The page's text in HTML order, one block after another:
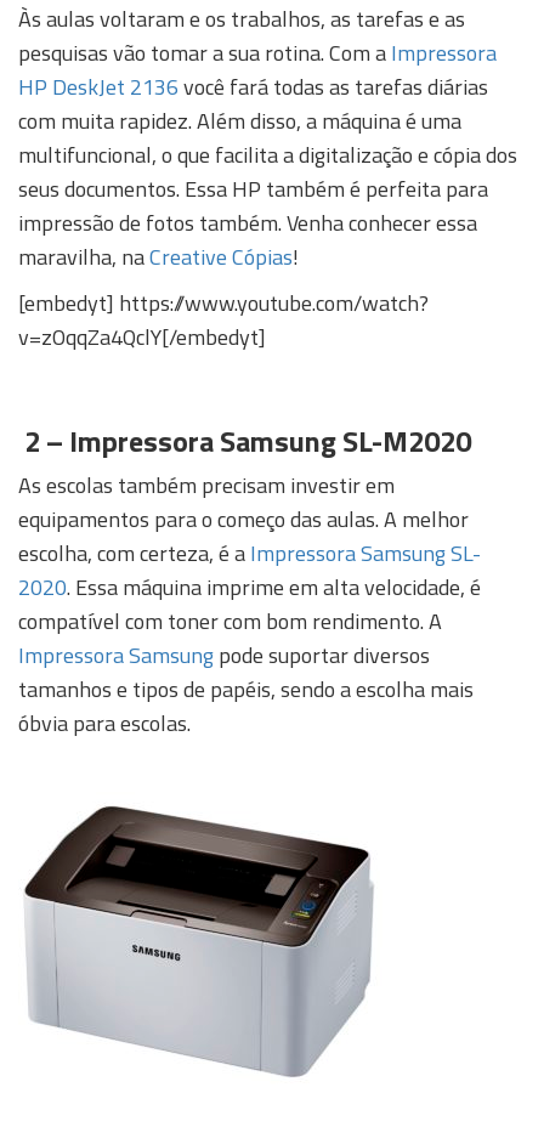
Às aulas voltaram e os trabalhos, as tarefas e as
pesquisas vão tomar a sua rotina. Com aImpressora
HP DeskJet 2136você fará todas as tarefas diárias
com muita rapidez. Além disso, a máquina é uma
multifuncional, o que facilita a digitalização e cópia dos
seus documentos. Essa HP também é perfeita para
impressão de fotos também. Venha conhecer essa
maravilha, naCreative Cópias!
[embedyt] https://www.youtube.com/watch?
v=zOqqZa4QclY[/embedyt]
2 – Impressora Samsung SL-M2020
As escolas também precisam investir em
equipamentos para o começo das aulas. A melhor
escolha, com certeza, é aImpressora Samsung SL-
2020. Essa máquina imprime em alta velocidade, é
compatível com toner com bom rendimento. A
Impressora Samsungpode suportar diversos
tamanhos e tipos de papéis, sendo a escolha mais
óbvia para escolas.